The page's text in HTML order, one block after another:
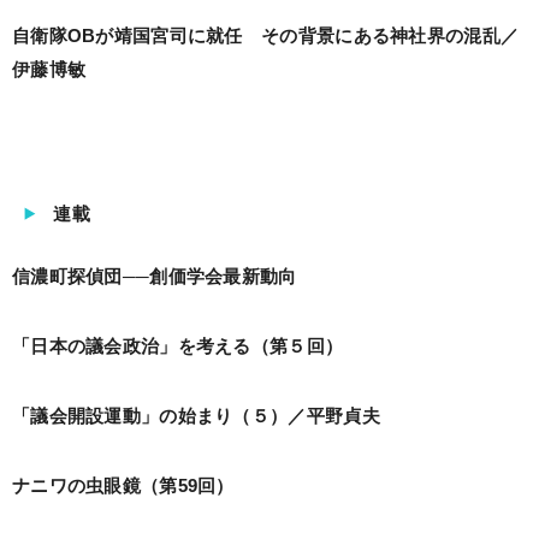
自衛隊OBが靖国宮司に就任 その背景にある神社界の混乱／
伊藤博敏
連載
信濃町探偵団──創価学会最新動向
「日本の議会政治」を考える（第５回）
「議会開設運動」の始まり（５）／平野貞夫
ナニワの虫眼鏡（第59回）